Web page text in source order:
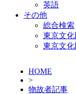
英語
その他
総合検索
東京文化
東京文化
HOME
>
物故者記事